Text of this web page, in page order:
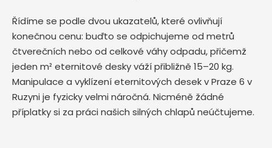
Řídíme se podle dvou ukazatelů, které ovlivňují
konečnou cenu: buďto se odpichujeme od metrů
čtverečních nebo od celkové váhy odpadu, přičemž
jeden m² eternitové desky váží přibližně 15–20 kg.
Manipulace a vyklízení eternitových desek v Praze 6 v
Ruzyni je fyzicky velmi náročná. Nicméně žádné
příplatky si za práci našich silných chlapů neúčtujeme.